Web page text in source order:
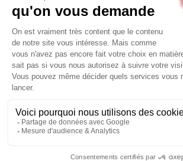
40-49
Boulanger
très sympathique, accueillante et
(dédicace spéciale à Tristan). Le
été mentionné un canapé lit dans le